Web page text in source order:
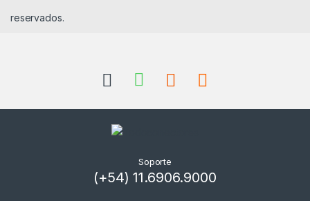
reservados.
Soporte
(+54) 11.6906.9000